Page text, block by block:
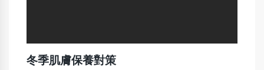
冬季肌膚保養對策